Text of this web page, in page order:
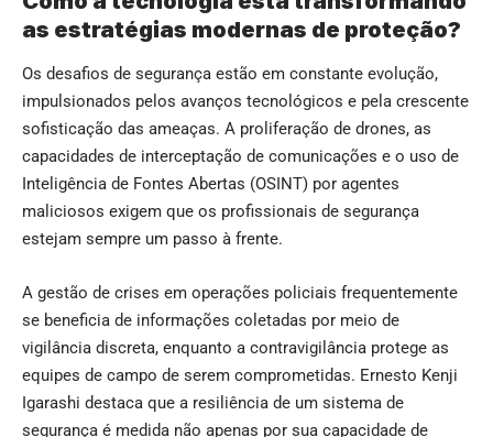
as estratégias modernas de proteção?
Os desafios de segurança estão em constante evolução,
impulsionados pelos avanços tecnológicos e pela crescente
sofisticação das ameaças. A proliferação de drones, as
capacidades de interceptação de comunicações e o uso de
Inteligência de Fontes Abertas (OSINT) por agentes
maliciosos exigem que os profissionais de segurança
estejam sempre um passo à frente.
A gestão de crises em operações policiais frequentemente
se beneficia de informações coletadas por meio de
vigilância discreta, enquanto a contravigilância protege as
equipes de campo de serem comprometidas. Ernesto Kenji
Igarashi destaca que a resiliência de um sistema de
segurança é medida não apenas por sua capacidade de